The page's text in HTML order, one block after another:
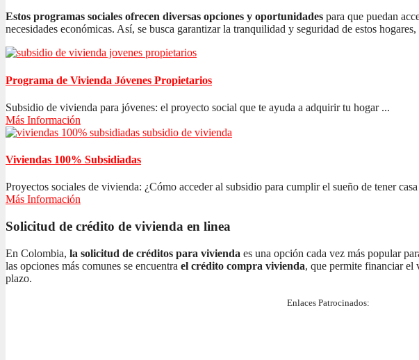
Estos programas sociales ofrecen diversas opciones y oportunidades para que puedan
necesidades económicas. Así, se busca garantizar la tranquilidad y seguridad de estos
Programa de Vivienda Jóvenes Propietarios
Subsidio de vivienda para jóvenes: el proyecto social que te ayuda a adquirir tu hogar ...
Más Información
Viviendas 100% Subsidiadas
Proyectos sociales de vivienda: ¿Cómo acceder al subsidio para cumplir el sueño de tener
Más Información
Solicitud de crédito de vivienda en linea
En Colombia, la solicitud de créditos para vivienda es una opción cada vez más popular
las opciones más comunes se encuentra el crédito compra vivienda, que permite financiar el
plazo.
Enlaces Patrocinados: